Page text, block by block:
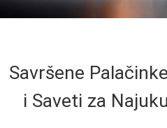
Savršene
i Saveti za